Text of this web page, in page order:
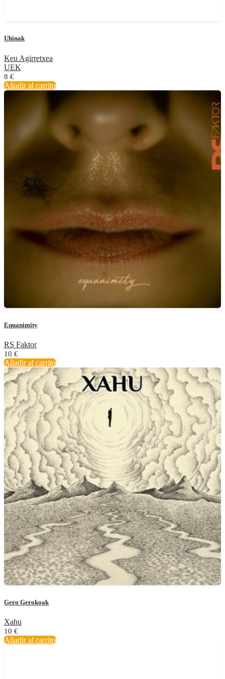
Uhinak
Keu Agirretxea
UEK
8 €
Añadir al carrito
Equanimity
RS Faktor
10 €
Añadir al carrito
Gero Gerokoak
Xahu
10 €
Añadir al carrito